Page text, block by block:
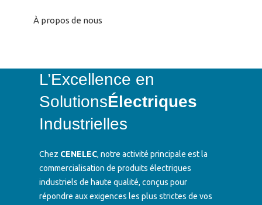
À propos de nous
L’Excellence en
SolutionsÉlectriques
Industrielles
Chez CENELEC, notre activité principale est la
commercialisation de produits électriques
industriels de haute qualité, conçus pour
répondre aux exigences les plus strictes de vos